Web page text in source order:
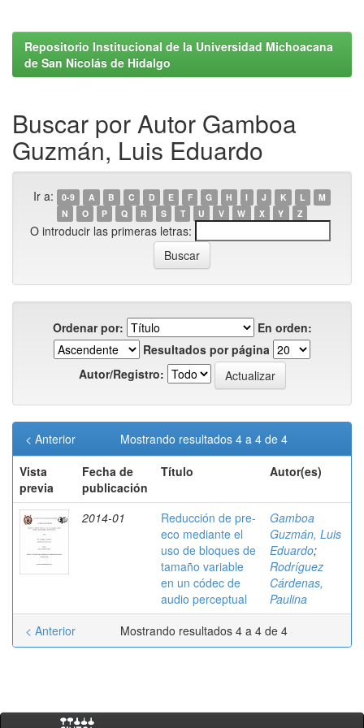
Repositorio Institucional de la Universidad Michoacana
de San Nicolás de Hidalgo
Buscar por Autor Gamboa
Guzmán, Luis Eduardo
Ir a: 0-9 A B C D E F G H I J K L
M
N
O P Q R S T U V W X Y Z
O introducir las primeras letras:
Ordenar por:
En orden:
Resultados por página
Autor/Registro:
Mostrando resultados 4 a 4 de 4
< Anterior
Vista
previa
Fecha de
publicación
Título Autor(es)
2014-01
Reducción de pre-
eco mediante el
uso de bloques de
tamaño variable
en un códec de
audio perceptual
Gamboa
Guzmán, Luis
Eduardo;
Rodríguez
Cárdenas,
Paulina
Mostrando resultados 4 a 4 de 4
< Anterior